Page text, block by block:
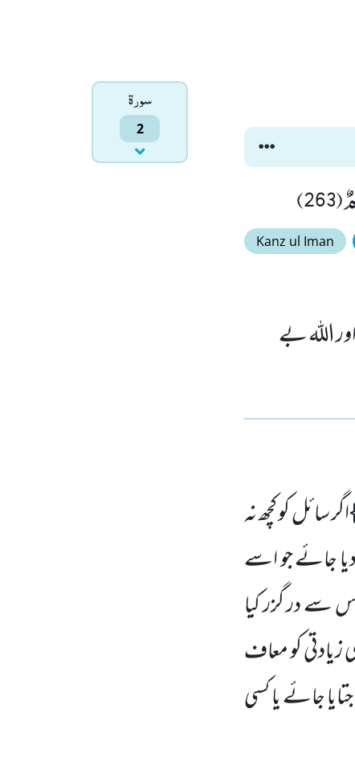
سورۃ
2
Kanz ul Iman
اللہ بے
سائل کو کچھ نہ
جائے جو اسے
سے در گزر کیا
کو معاف
جائے یا کسی